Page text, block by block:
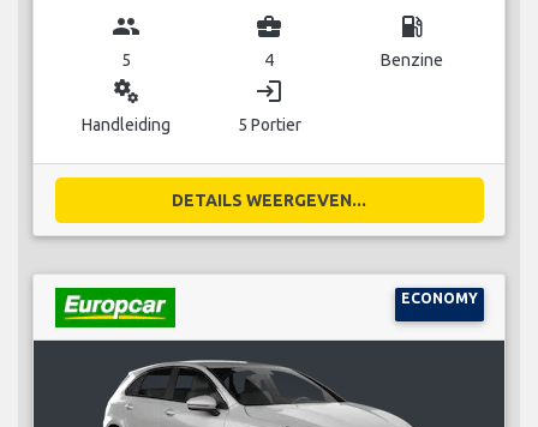
group
5
business_center
4
local_gas_station
Benzine
miscellaneous_services
Handleiding
login
5 Portier
DETAILS WEERGEVEN...
ECONOMY